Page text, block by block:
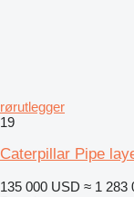
rørutlegger
19
Caterpillar Pipe
135 000 USD ≈ 1 283